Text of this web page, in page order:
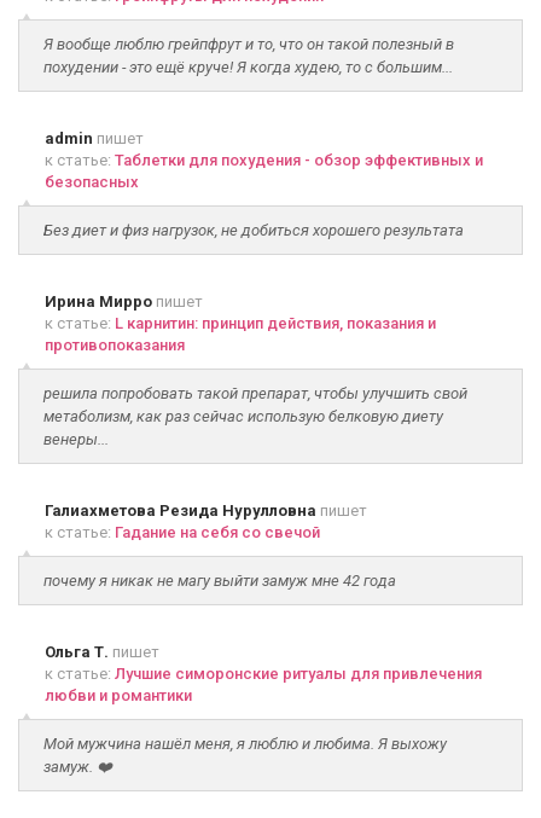
Я вообще люблю грейпфрут и то, что он такой полезный в
похудении - это ещё круче! Я когда худею, то с большим...
admin пишет
к статье: Таблетки для похудения - обзор эффективных и
безопасных
Без диет и физ нагрузок, не добиться хорошего результата
Ирина Мирро пишет
к статье: L карнитин: принцип действия, показания и
противопоказания
решила попробовать такой препарат, чтобы улучшить свой
метаболизм, как раз сейчас использую белковую диету
венеры...
Галиахметова Резида Нурулловна пишет
к статье: Гадание на себя со свечой
почему я никак не магу выйти замуж мне 42 года
Ольга Т. пишет
к статье: Лучшие симоронские ритуалы для привлечения
любви и романтики
Мой мужчина нашёл меня, я люблю и любима. Я выхожу
замуж. ❤️